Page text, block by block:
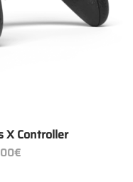
X Controller
€Preisspanne:
109.00€